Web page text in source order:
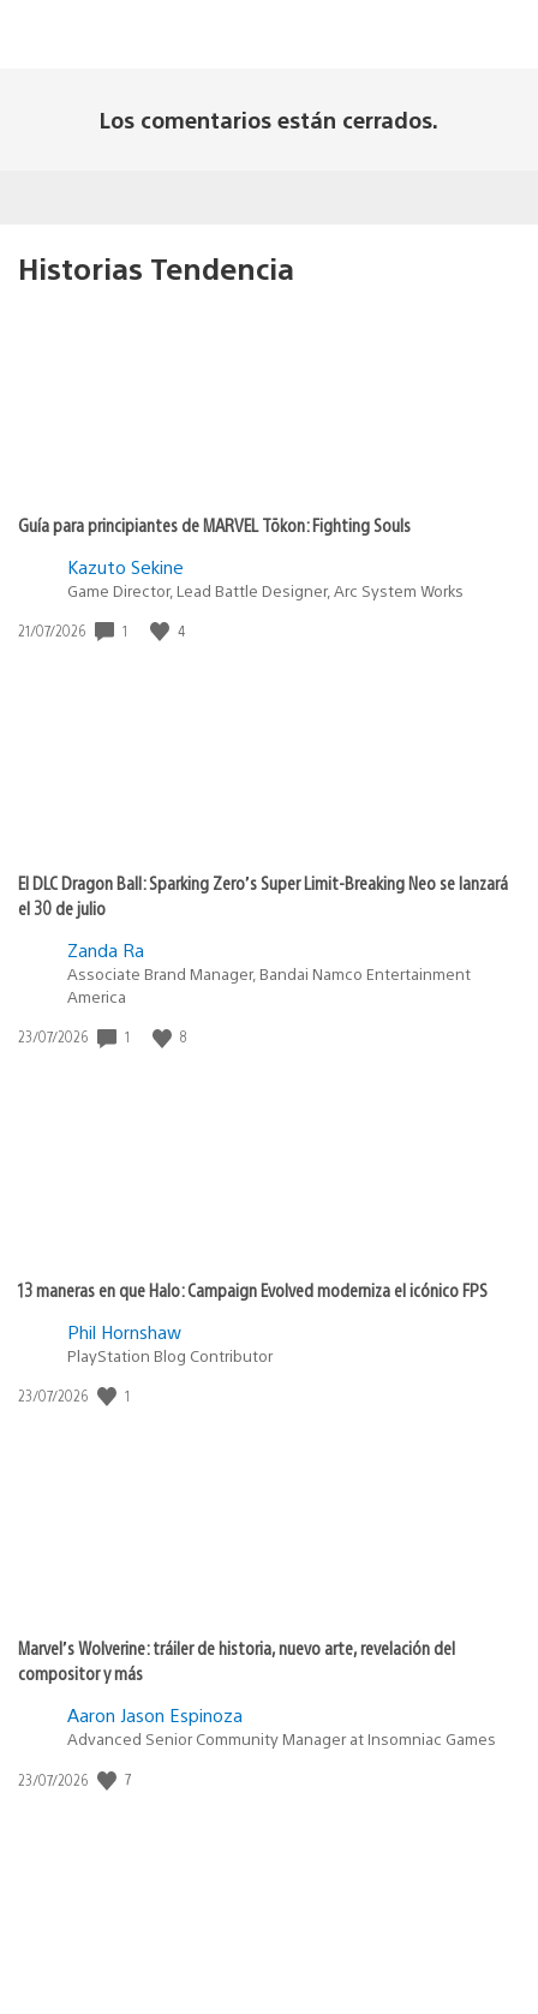
Los comentarios están cerrados.
Historias Tendencia
Guía para principiantes de MARVEL Tōkon: Fighting Souls
Kazuto Sekine
Game Director, Lead Battle Designer, Arc System Works
Fecha
21/07/2026 1 4
El DLC Dragon Ball: Sparking Zero’s Super Limit-Breaking Neo se lanzará
el 30 de julio
Zanda Ra
Associate Brand Manager, Bandai Namco Entertainment
America
Fecha
23/07/2026 1 8
13 maneras en que Halo: Campaign Evolved moderniza el icónico FPS
Phil Hornshaw
PlayStation Blog Contributor
Fecha
23/07/2026 1
Marvel’s Wolverine: tráiler de historia, nuevo arte, revelación del
compositor y más
Aaron Jason Espinoza
Advanced Senior Community Manager at Insomniac Games
Fecha
23/07/2026 7